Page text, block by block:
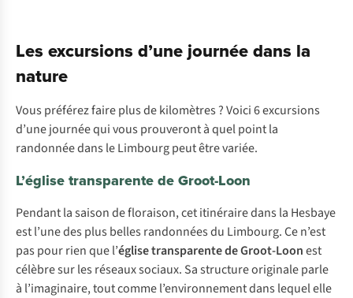
Les excursions d’une journée dans la
nature
Vous préférez faire plus de kilomètres ? Voici 6 excursions
d’une journée qui vous prouveront à quel point la
randonnée dans le Limbourg peut être variée.
L’église transparente de Groot-Loon
Pendant la saison de floraison, cet itinéraire dans la Hesbaye
est l’une des plus belles randonnées du Limbourg. Ce n’est
pas pour rien que l’église transparente de Groot-Loonest
célèbre sur les réseaux sociaux. Sa structure originale parle
à l’imaginaire, tout comme l’environnement dans lequel elle